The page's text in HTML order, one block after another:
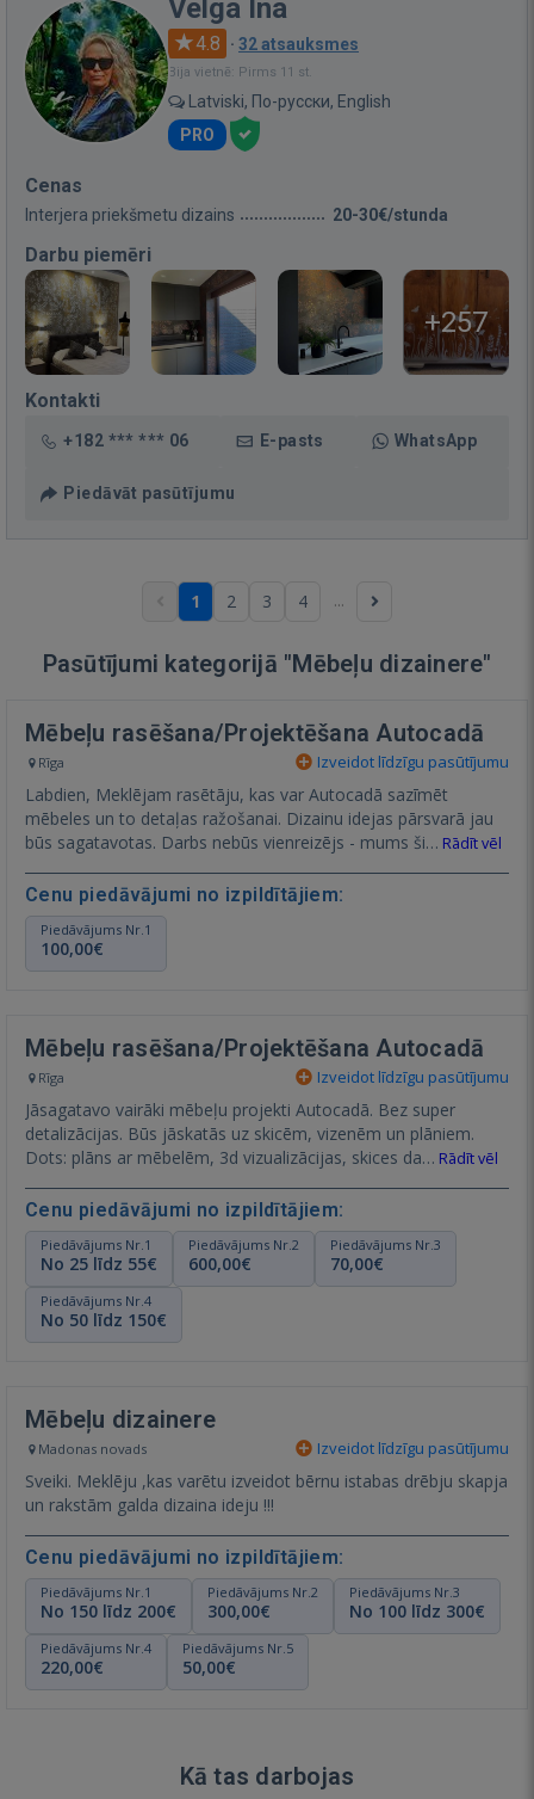
Velga Ina
4.8 · 32 atsauksmes
Bija vietnē: Pirms 11 st.
Latviski, По-русски, English
PRO
Cenas
Interjera priekšmetu dizains 20-30€/stunda
Darbu piemēri
+257
Kontakti
+182 *** *** 06 E-pasts WhatsApp
Piedāvāt pasūtījumu
1 2 3 4 ...
Pasūtījumi kategorijā "Mēbeļu dizainere"
Mēbeļu rasēšana/Projektēšana Autocadā
Rīga Izveidot līdzīgu pasūtījumu
Labdien, Meklējam rasētāju, kas var Autocadā sazīmēt
mēbeles un to detaļas ražošanai. Dizainu idejas pārsvarā jau
būs sagatavotas. Darbs nebūs vienreizējs - mums ši… Rādīt vēl
Cenu piedāvājumi no izpildītājiem:
Piedāvājums Nr.1
100,00€
Mēbeļu rasēšana/Projektēšana Autocadā
Rīga Izveidot līdzīgu pasūtījumu
Jāsagatavo vairāki mēbeļu projekti Autocadā. Bez super
detalizācijas. Būs jāskatās uz skicēm, vizenēm un plāniem.
Dots: plāns ar mēbelēm, 3d vizualizācijas, skices da… Rādīt vēl
Cenu piedāvājumi no izpildītājiem:
Piedāvājums Nr.1
No 25 līdz 55€
Piedāvājums Nr.2
600,00€
Piedāvājums Nr.3
70,00€
Piedāvājums Nr.4
No 50 līdz 150€
Mēbeļu dizainere
Madonas novads Izveidot līdzīgu pasūtījumu
Sveiki. Meklēju ,kas varētu izveidot bērnu istabas drēbju skapja
un rakstām galda dizaina ideju !!!
Cenu piedāvājumi no izpildītājiem:
Piedāvājums Nr.1
No 150 līdz 200€
Piedāvājums Nr.2
300,00€
Piedāvājums Nr.3
No 100 līdz 300€
Piedāvājums Nr.4
220,00€
Piedāvājums Nr.5
50,00€
Kā tas darbojas